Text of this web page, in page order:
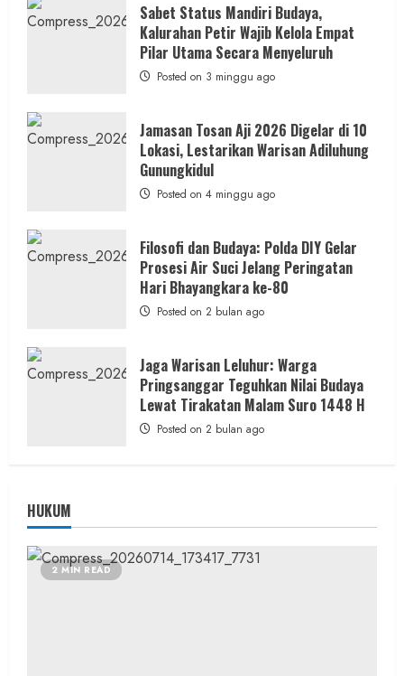
Tokoh
Nasional,
Ruwatan
Ageng
Petilasan
Sendangwangi
Mohon
Hayuning
Bawono
Sabet Status Mandiri Budaya,
Kalurahan Petir Wajib Kelola Empat
Pilar Utama Secara Menyeluruh
Posted on 3 minggu ago
Jamasan Tosan Aji 2026 Digelar di 10
Lokasi, Lestarikan Warisan Adiluhung
Gunungkidul
Posted on 4 minggu ago
Filosofi dan Budaya: Polda DIY Gelar
Prosesi Air Suci Jelang Peringatan
Hari Bhayangkara ke-80
Posted on 2 bulan ago
Jaga Warisan Leluhur: Warga
Pringsanggar Teguhkan Nilai Budaya
Lewat Tirakatan Malam Suro 1448 H
Posted on 2 bulan ago
HUKUM
2 MIN READ